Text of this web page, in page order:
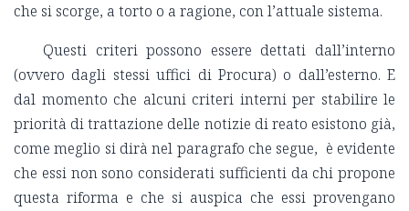
che si scorge, a torto o a ragione, con l’attuale sistema.
Questi criteri possono essere dettati dall’interno
(ovvero dagli stessi uffici di Procura) o dall’esterno. E
dal momento che alcuni criteri interni per stabilire le
priorità di trattazione delle notizie di reato esistono già,
come meglio si dirà nel paragrafo che segue, è evidente
che essi non sono considerati sufficienti da chi propone
questa riforma e che si auspica che essi provengano